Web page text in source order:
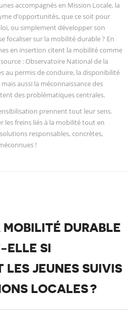
accompagnés en Mission Locale, la
d’opportunités, que ce soit pour
ou simplement développer son
focaliser sur la mobilité durable ? En
en insertion citent la mobilité comme
: Observatoire National de la
au permis de conduire, la disponibilité
aussi la méconnaissance des
des problématiques centrales.
prennent tout leur sens.
les freins liés à la mobilité tout en
responsables, concrètes,
!
MOBILITÉ DURABLE
SI
LES JEUNES SUIVIS
LOCALES ?